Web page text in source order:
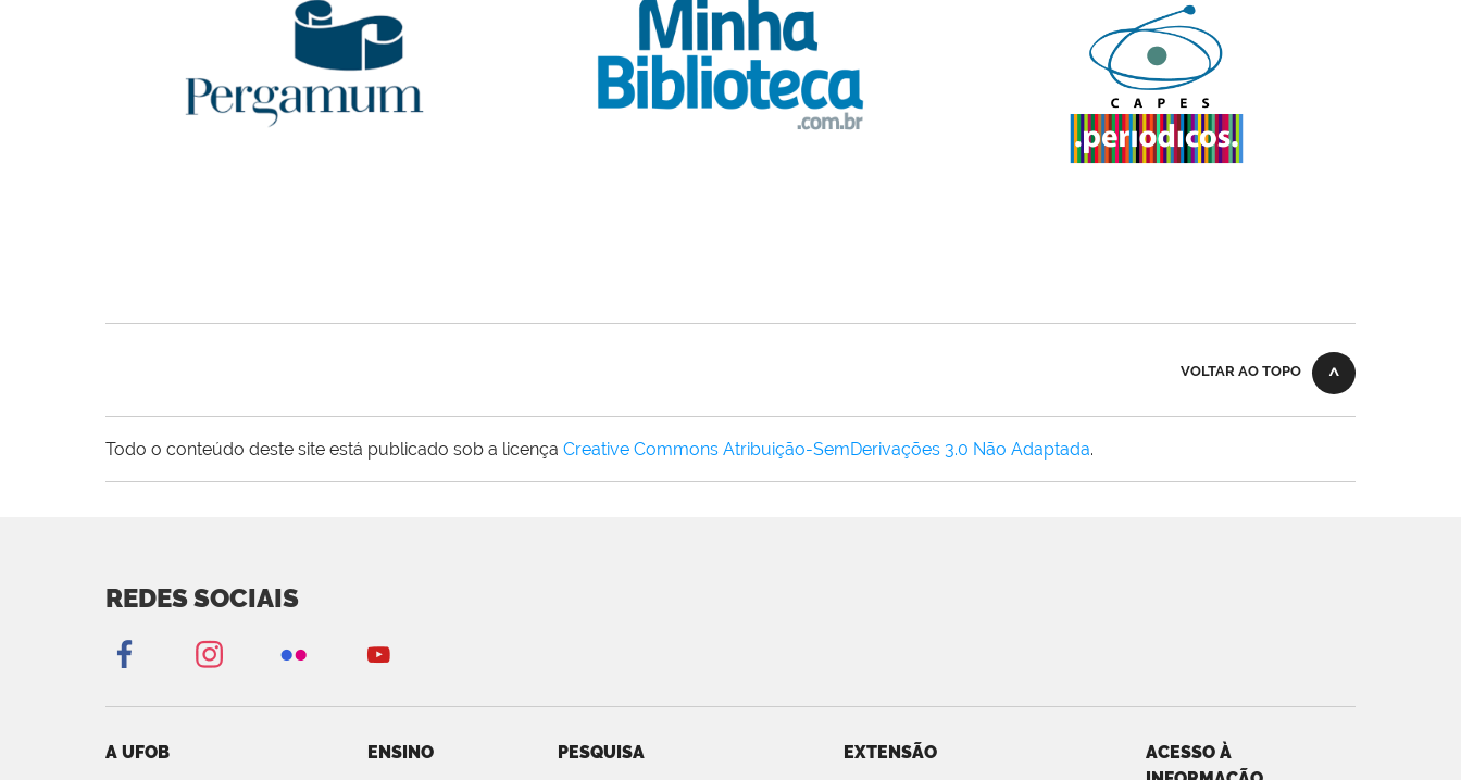
VOLTAR AO TOPO
Todo o conteúdo deste site está publicado sob a licença Creative Commons Atribuição-SemDerivações 3.0 Não Adaptada.
REDES SOCIAIS
A UFOB ENSINO PESQUISA EXTENSÃO
ACESSO À